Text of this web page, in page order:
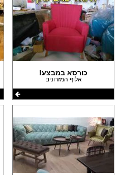
כורסא במבצע!
אלוף המזרונים